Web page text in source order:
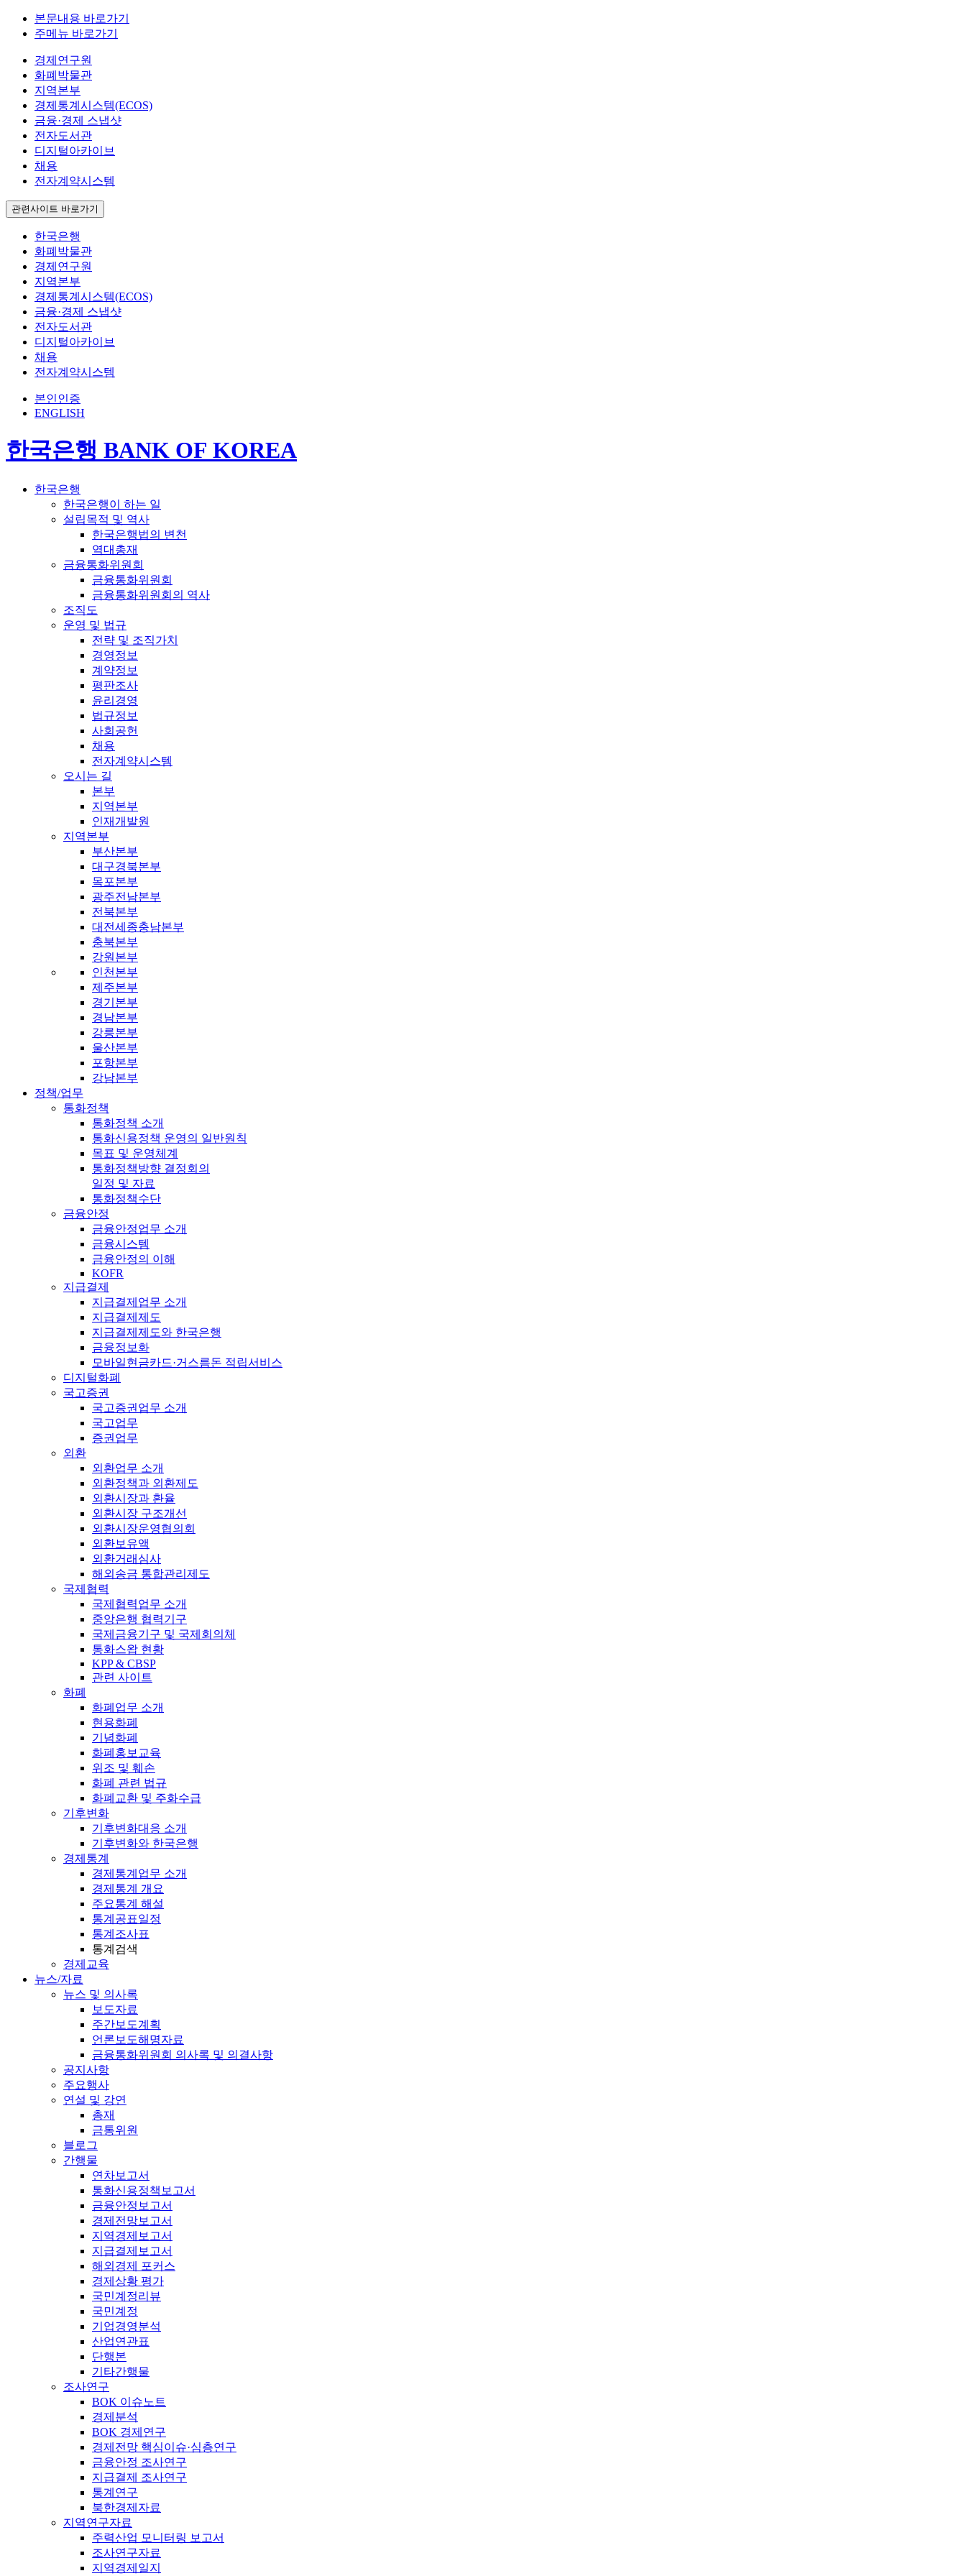
본문내용 바로가기
주메뉴 바로가기
경제연구원
화폐박물관
지역본부
경제통계시스템(ECOS)
금융·경제 스냅샷
전자도서관
디지털아카이브
채용
전자계약시스템
관련사이트 바로가기
한국은행
화폐박물관
경제연구원
지역본부
경제통계시스템(ECOS)
금융·경제 스냅샷
전자도서관
디지털아카이브
채용
전자계약시스템
본인인증
ENGLISH
한국은행 BANK OF KOREA
한국은행
한국은행이 하는 일
설립목적 및 역사
한국은행법의 변천
역대총재
금융통화위원회
금융통화위원회
금융통화위원회의 역사
조직도
운영 및 법규
전략 및 조직가치
경영정보
계약정보
평판조사
윤리경영
법규정보
사회공헌
채용
전자계약시스템
오시는 길
본부
지역본부
인재개발원
지역본부
부산본부
대구경북본부
목포본부
광주전남본부
전북본부
대전세종충남본부
충북본부
강원본부
인천본부
제주본부
경기본부
경남본부
강릉본부
울산본부
포항본부
강남본부
정책/업무
통화정책
통화정책 소개
통화신용정책 운영의 일반원칙
목표 및 운영체계
통화정책방향 결정회의
일정 및 자료
통화정책수단
금융안정
금융안정업무 소개
금융시스템
금융안정의 이해
KOFR
지급결제
지급결제업무 소개
지급결제제도
지급결제제도와 한국은행
금융정보화
모바일현금카드·거스름돈 적립서비스
디지털화폐
국고증권
국고증권업무 소개
국고업무
증권업무
외환
외환업무 소개
외환정책과 외환제도
외환시장과 환율
외환시장 구조개선
외환시장운영협의회
외환보유액
외환거래심사
해외송금 통합관리제도
국제협력
국제협력업무 소개
중앙은행 협력기구
국제금융기구 및 국제회의체
통화스왑 현황
KPP & CBSP
관련 사이트
화폐
화폐업무 소개
현용화폐
기념화폐
화폐홍보교육
위조 및 훼손
화폐 관련 법규
화폐교환 및 주화수급
기후변화
기후변화대응 소개
기후변화와 한국은행
경제통계
경제통계업무 소개
경제통계 개요
주요통계 해설
통계공표일정
통계조사표
통계검색
경제교육
뉴스/자료
뉴스 및 의사록
보도자료
주간보도계획
언론보도해명자료
금융통화위원회 의사록 및 의결사항
공지사항
주요행사
연설 및 강연
총재
금통위원
블로그
간행물
연차보고서
통화신용정책보고서
금융안정보고서
경제전망보고서
지역경제보고서
지급결제보고서
해외경제 포커스
경제상황 평가
국민계정리뷰
국민계정
기업경영분석
산업연관표
단행본
기타간행물
조사연구
BOK 이슈노트
경제분석
BOK 경제연구
경제전망 핵심이슈·심층연구
금융안정 조사연구
지급결제 조사연구
통계연구
북한경제자료
지역연구자료
주력산업 모니터링 보고서
조사연구자료
지역경제일지